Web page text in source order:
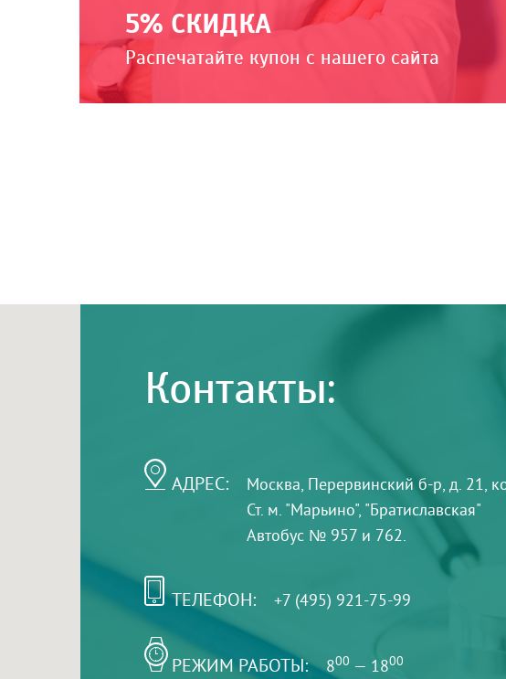
5% СКИДКА
Распечатайте купон с нашего сайта
Контакты:
АДРЕС:
Москва, Перервинский б-р, д. 21,
Ст. м. "Марьино", "Братиславская"
Автобус № 957 и 762.
ТЕЛЕФОН: +7 (495) 921-75-99
РЕЖИМ РАБОТЫ: 800 — 1800